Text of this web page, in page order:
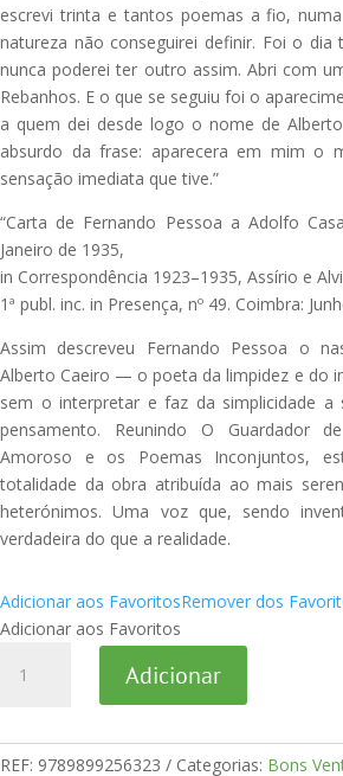
escrevi trinta e tantos poemas a fio,
natureza não conseguirei definir. Foi o dia
nunca poderei ter outro assim. Abri com
Rebanhos. E o que se seguiu foi o
a quem dei desde logo o nome de
absurdo da frase: aparecera em mim o
sensação imediata que tive.”
“Carta de Fernando Pessoa a Adolfo
Janeiro de 1935,
in Correspondência 1923–1935, Assírio e
1ª publ. inc. in Presença, nº 49. Coimbra:
Assim descreveu Fernando Pessoa o
Alberto Caeiro — o poeta da limpidez e do
sem o interpretar e faz da simplicidade
pensamento. Reunindo O Guardador
Amoroso e os Poemas Inconjuntos,
totalidade da obra atribuída ao mais
heterónimos. Uma voz que, sendo
verdadeira do que a realidade.
Adicionar aos FavoritosRemover dos
Adicionar aos Favoritos
-
Adicionar
REF: 9789899256323 Categorias: Bons